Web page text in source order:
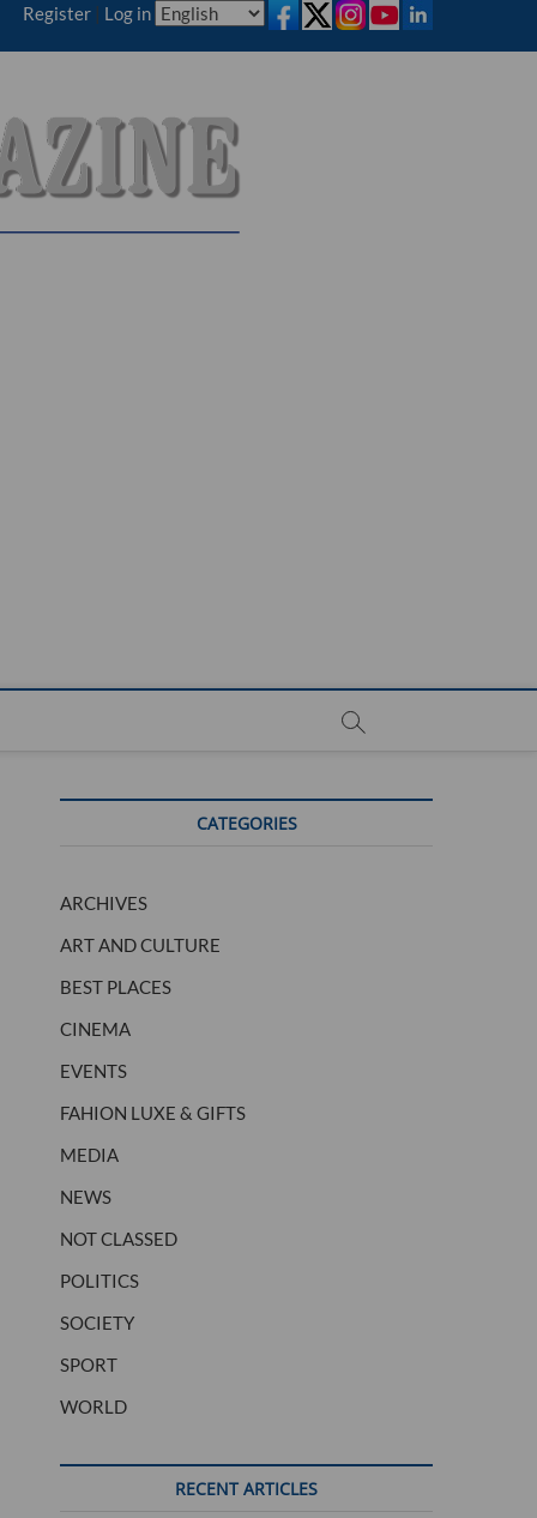
Register | Log in
CATEGORIES
ARCHIVES
ART AND CULTURE
BEST PLACES
CINEMA
EVENTS
FAHION LUXE & GIFTS
MEDIA
NEWS
NOT CLASSED
POLITICS
SOCIETY
SPORT
WORLD
RECENT ARTICLES